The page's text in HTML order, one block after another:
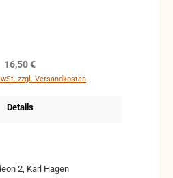
Regulärer Preis:
16,50 €
zzgl. Versandkosten
Details